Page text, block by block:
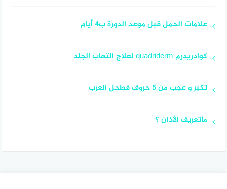
علامات الحمل قبل موعد الدورة ب4 أيام
كوادريدرم quadriderm لعلاج التهاب الجلد
تكبر و عجب من 5 حروف فطحل العرب
ماتعريف الأذان ؟